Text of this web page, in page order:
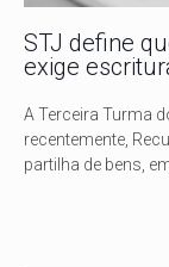
STJ define
exige
A Terceira Turma
recentemente,
partilha de bens,